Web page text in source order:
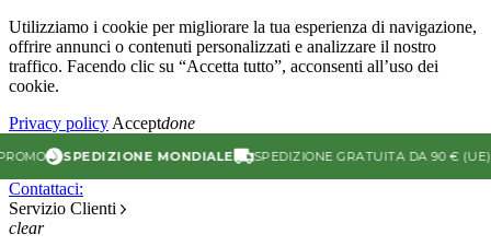
Utilizziamo i cookie per migliorare la tua esperienza di navigazione,
offrire annunci o contenuti personalizzati e analizzare il nostro
traffico. Facendo clic su “Accetta tutto”, acconsenti all’uso dei
cookie.
Privacy policy Acceptdone
SPEDIZIONE MONDIALE SPEDIZIONE GRATUITA DA 90 € (UE)
Contattaci:
Servizio Clienti
clear